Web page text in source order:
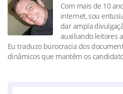
Com mais de 10
internet, sou
dar ampla
auxiliando leitores
Eu traduzo burocracia dos
dinâmicos que mantêm os